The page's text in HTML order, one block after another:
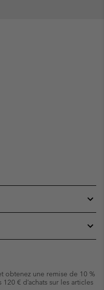
obtenez une remise de 10 %
€ d’achats sur les articles